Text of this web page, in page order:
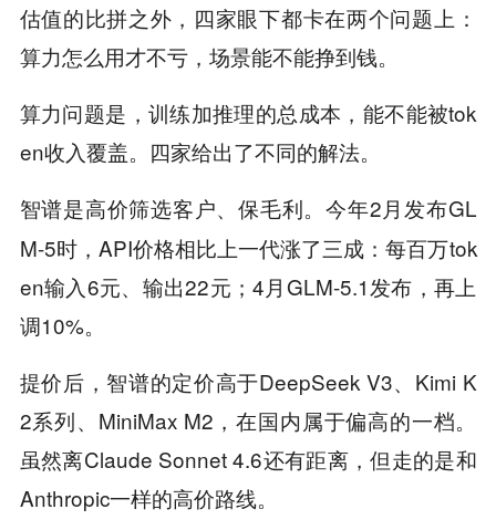
估值的比拼之外，四家眼下都卡在两个问题上：
算力怎么用才不亏，场景能不能挣到钱。
算力问题是，训练加推理的总成本，能不能被tok
en收入覆盖。四家给出了不同的解法。
智谱是高价筛选客户、保毛利。 今年2月发布GL
M-5时，API价格相比上一代涨了三成：每百万tok
en输入6元、输出22元；4月GLM-5.1发布，再上
调10%。
提价后，智谱的定价高于DeepSeek V3、Kimi K
2系列、MiniMax M2，在国内属于偏高的一档。
虽然离Claude Sonnet 4.6还有距离，但走的是和
Anthropic一样的高价路线。